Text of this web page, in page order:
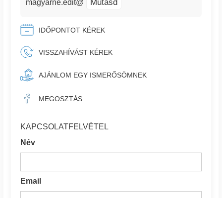
magyarne.edit@ Mutasd
IDŐPONTOT KÉREK
VISSZAHÍVÁST KÉREK
AJÁNLOM EGY ISMERŐSÖMNEK
MEGOSZTÁS
KAPCSOLATFELVÉTEL
Név
Email